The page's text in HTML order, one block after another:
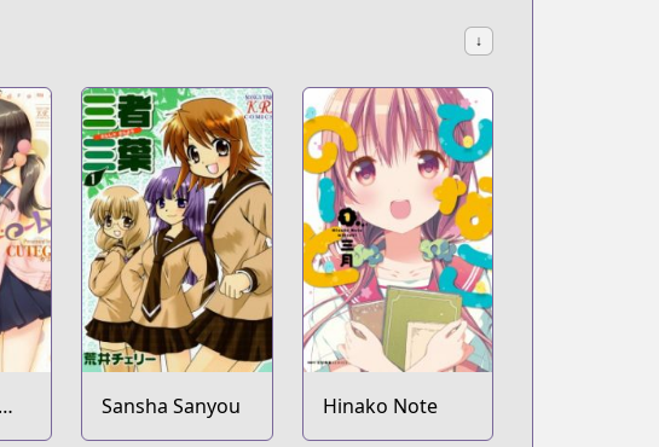
↓
Sansha Sanyou Hinako Note